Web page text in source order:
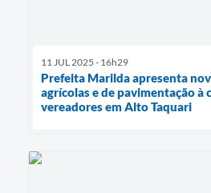
11 JUL 2025 - 16h29
Prefeita Marilda apresenta
agrícolas e de pavimentação à
vereadores em Alto Taquari